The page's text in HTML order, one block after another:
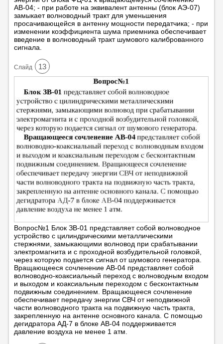
АВ-04; - при работе на эквивалент антенны (блок АЭ-07)
замыкает волноводный тракт для уменьшения
просачивающейся в антенну мощности передатчика; - при
изменении коэффициента шума приемника обеспечивает
введение в волноводный тракт шумового калиброванного
сигнала.
Cлайд 13
Вопрос№1 Блок ЗВ-01 представляет собой волноводное
устройство с цилиндрическими металлическими
стержнями, замыкающими волновод при срабатывании
электромагнита и с проходной возбудительной головкой,
через которую подается сигнал от шумового генератора.
Вращающееся сочленение АВ-04 представляет собой
волноводно-коаксиальный переход с волноводным входом
и выходом и коаксиальным переходом с бесконтактным
подвижным соединением. Вращающееся сочленение
обеспечивает передачу энергии СВЧ от неподвижной
части волноводного тракта на подвижную часть тракта,
закрепленную на антенне основного канала. С помощью
дегидратора АД-7 в блоке АВ-04 поддерживается
давление воздуха не менее 1 атм.